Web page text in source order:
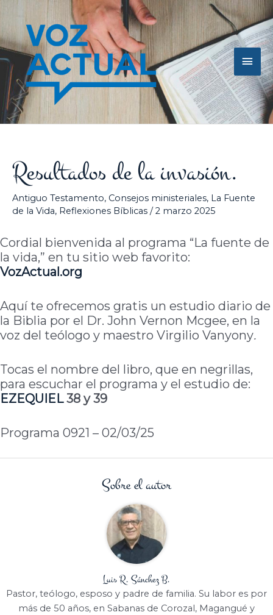
contenido
Resultados de la invasión.
Antiguo Testamento, Consejos ministeriales, La Fuente
de la Vida, Reflexiones Bíblicas /2 marzo 2025
Cordial bienvenida al programa “La fuente de
la vida,” en tu sitio web favorito:
VozActual.org
Aquí te ofrecemos gratis un estudio diario de
la Biblia por el Dr. John Vernon Mcgee, en la
voz del teólogo y maestro Virgilio Vanyony.
Tocas el nombre del libro, que en negrillas,
para escuchar el programa y el estudio de:
EZEQUIEL38 y 39
Programa 0921 – 02/03/25
Sobre el autor
Luis R. Sánchez B.
Pastor, teólogo, esposo y padre de familia. Su labor es por
más de 50 años, en Sabanas de Corozal, Magangué y